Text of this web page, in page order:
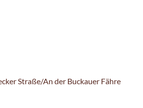
Straße/An der Buckauer Fähre